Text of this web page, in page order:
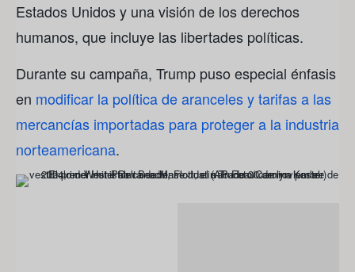
Estados Unidos y una visión de los derechos
humanos, que incluye las libertades políticas.
Durante su campaña, Trump puso especial énfasis
en modificar la política de aranceles y tarifas a las
mercancías importadas para proteger a la industria
norteamericana.